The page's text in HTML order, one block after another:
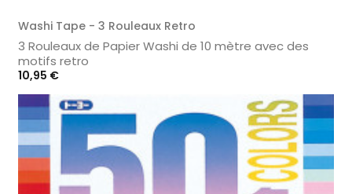
Washi Tape - 3 Rouleaux Retro
3 Rouleaux de Papier Washi de 10 mètre avec des
motifs retro
Prix
10,95 €